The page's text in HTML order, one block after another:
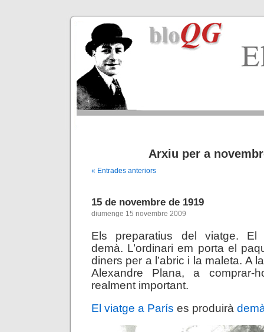
Arxiu per a
« Entrades anteriors
15 de novembre de 1919
diumenge 15 novembre 2009
Els preparatius del viatge. El
demà. L’ordinari em porta el
diners per a l’abric i la maleta. A
Alexandre Plana, a comprar-
realment important.
El viatge a París es produirà